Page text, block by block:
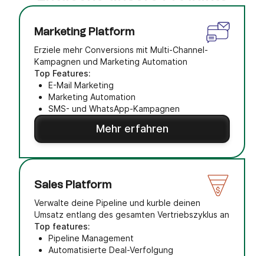
Marketing Platform
Erziele mehr Conversions mit Multi-Channel-
Kampagnen und Marketing Automation
Top Features:
E-Mail Marketing
Marketing Automation
SMS- und WhatsApp-Kampagnen
Mehr erfahren
Sales Platform
Verwalte deine Pipeline und kurble deinen
Umsatz entlang des gesamten Vertriebszyklus an
Top features:
Pipeline Management
Automatisierte Deal-Verfolgung